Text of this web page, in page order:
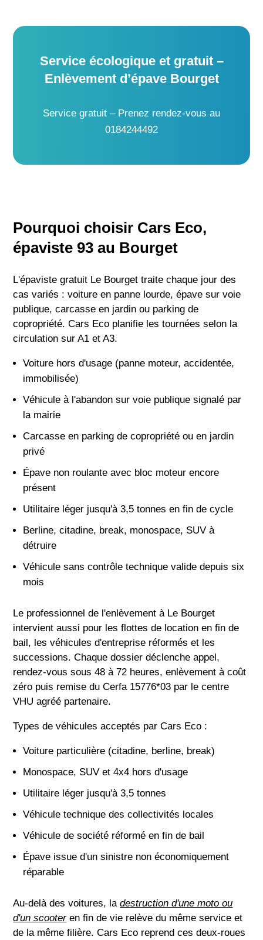
Service écologique et gratuit –
Enlèvement d’épave Bourget
Service gratuit – Prenez rendez-vous au
0184244492
Pourquoi choisir Cars Eco,
épaviste 93 au Bourget
L'épaviste gratuit Le Bourget traite chaque jour des
cas variés : voiture en panne lourde, épave sur voie
publique, carcasse en jardin ou parking de
copropriété. Cars Eco planifie les tournées selon la
circulation sur A1 et A3.
Voiture hors d'usage (panne moteur, accidentée,
immobilisée)
Véhicule à l'abandon sur voie publique signalé par
la mairie
Carcasse en parking de copropriété ou en jardin
privé
Épave non roulante avec bloc moteur encore
présent
Utilitaire léger jusqu'à 3,5 tonnes en fin de cycle
Berline, citadine, break, monospace, SUV à
détruire
Véhicule sans contrôle technique valide depuis six
mois
Le professionnel de l'enlèvement à Le Bourget
intervient aussi pour les flottes de location en fin de
bail, les véhicules d'entreprise réformés et les
successions. Chaque dossier déclenche appel,
rendez-vous sous 48 à 72 heures, enlèvement à coût
zéro puis remise du Cerfa 15776*03 par le centre
VHU agréé partenaire.
Types de véhicules acceptés par Cars Eco :
Voiture particulière (citadine, berline, break)
Monospace, SUV et 4x4 hors d'usage
Utilitaire léger jusqu'à 3,5 tonnes
Véhicule technique des collectivités locales
Véhicule de société réformé en fin de bail
Épave issue d'un sinistre non économiquement
réparable
Au-delà des voitures, ladestruction d'une moto ou
d'un scooteren fin de vie relève du même service et
de la même filière. Cars Eco reprend ces deux-roues